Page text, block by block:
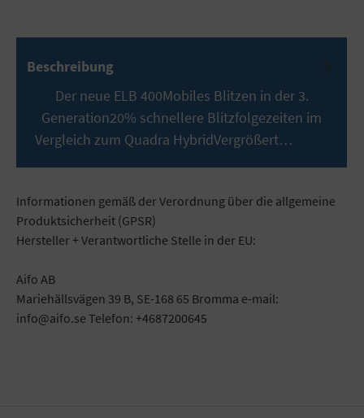
Beschreibung
Der neue ELB 400Mobiles Blitzen in der 3.
Generation20% schnellere Blitzfolgezeiten im
Vergleich zum Quadra HybridVergrößert…
Informationen gemäß der Verordnung über die allgemeine
Produktsicherheit (GPSR)
Hersteller + Verantwortliche Stelle in der EU:
Aifo AB
Mariehällsvägen 39 B, SE-168 65 Bromma e-mail:
info@aifo.se Telefon: +4687200645